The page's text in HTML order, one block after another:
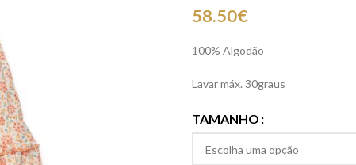
58.50€
100% Algodão
Lavar máx. 30graus
TAMANHO